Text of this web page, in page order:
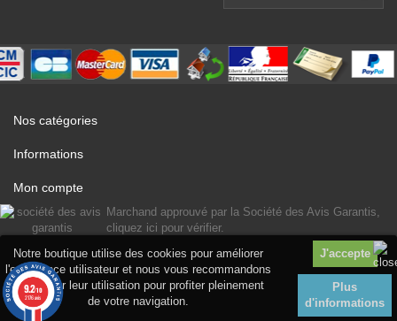
Notre boutique utilise des cookies pour améliorer
l'expérience utilisateur et nous vous recommandons
d'accepter leur utilisation pour profiter pleinement
de votre navigation.
Plus
d'informations
Nos catégories
Informations
Mon compte
Marchand approuvé par la Société des Avis Garantis,
cliquez ici pour vérifier.
9.2/10
2176 avis